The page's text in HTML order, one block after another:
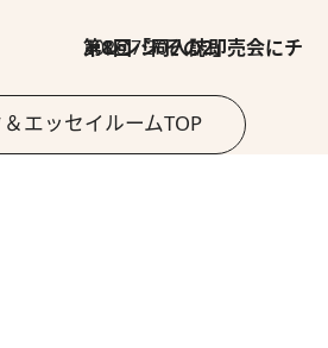
2026.7.30
第8回「同人誌即売会にチャレンジ その2」
エッセイルームTOP